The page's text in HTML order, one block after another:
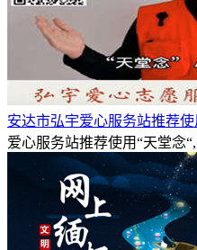
安达市弘宇爱心服务站推荐使
爱心服务站推荐使用“天堂念